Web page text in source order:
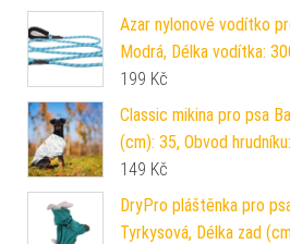
Azar nylonové vodítko
Modrá, Délka vodítka:
199 Kč
Classic mikina pro psa
(cm): 35, Obvod
149 Kč
DryPro pláštěnka pro
Tyrkysová, Délka zad